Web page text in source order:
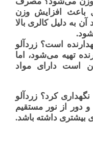
باعث افزایش وزن
به دلیل کالری بالا
است؟ زردآلو
تهیه می‌شود، اما
است دارای مواد
کرد؟ زردآلو
از نور مستقیم
بیشتری داشته باشد.